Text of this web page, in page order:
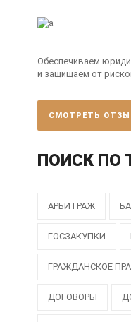
Обеспечиваем
и защищаем от
СМОТРЕТЬ
ПОИСК ПО
АРБИТРАЖ
ГОСЗАКУПКИ
ГРАЖДАНСКОЕ
ДОГОВОРЫ